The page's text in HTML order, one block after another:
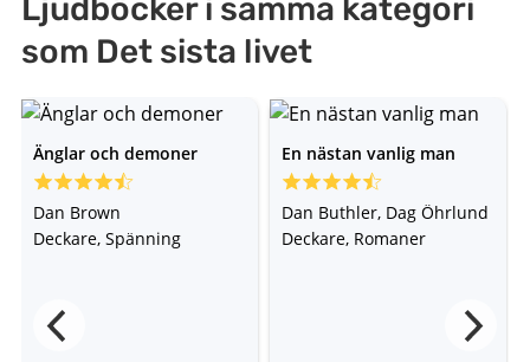
Ljudböcker i samma kategori
som Det sista livet
Änglar och demoner
Dan Brown
Deckare, Spänning
En nästan vanlig man
Dan Buthler, Dag Öhrlund
Deckare, Romaner